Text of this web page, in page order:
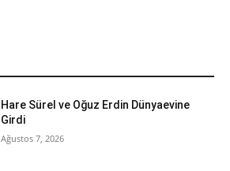
Hare Sürel ve Oğuz Erdin Dünyaevine
Girdi
Ağustos 7, 2026